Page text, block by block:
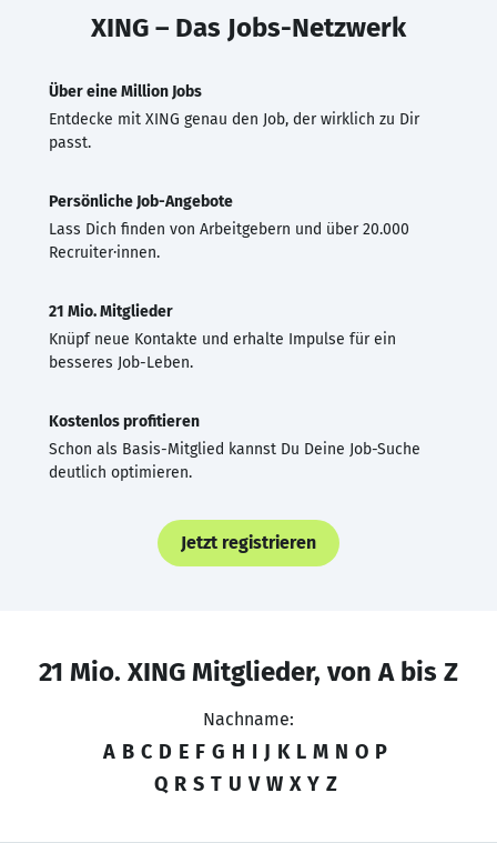
XING – Das Jobs-Netzwerk
Über eine Million Jobs
Entdecke mit XING genau den Job, der wirklich zu Dir
passt.
Persönliche Job-Angebote
Lass Dich finden von Arbeitgebern und über 20.000
Recruiter·innen.
21 Mio. Mitglieder
Knüpf neue Kontakte und erhalte Impulse für ein
besseres Job-Leben.
Kostenlos profitieren
Schon als Basis-Mitglied kannst Du Deine Job-Suche
deutlich optimieren.
Jetzt registrieren
21 Mio. XING Mitglieder, von A bis Z
Nachname:
A B C D E F G H I J K L M N O P
Q R S T U V W X Y Z